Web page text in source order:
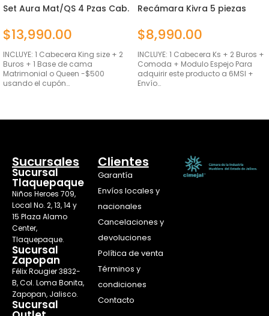
Set Aura Mat/QS 4 Pzas Cab.
$13,990.00
INCLUYE: 1 Cabecera King size + 2
Buros + 1 Base de cama
Matrimonial o Queen -$500
usando el cupón…
Recámara Kivra 5 piezas
$8,990.00
INCLUYE: 1 Cabecera Ks + 2 Buros +
Comoda + Modulo Espejo Para
adquirir este producto a 6MSI +
Envío…
Sucursales
Sucursal
Tlaquepaque
Niños Heroes 709,
Local No. 2, 13, 14 y
15 Plaza Alamo
Center,
Tlaquepaque.
Sucursal
Zapopan
Félix Rougier 3832-
B, Col. Loma Bonita,
Zapopan, Jalisco.
Sucursal
Clientes
Garantía
Envíos locales y
nacionales
Cancelaciones y
devoluciones
Política de venta
Términos y
condiciones
Contacto